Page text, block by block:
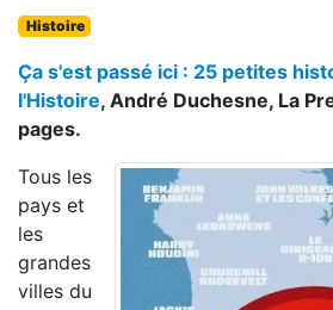
Histoire
Ça s'est passé ici : 25 petites
l'Histoire, André Duchesne, La
pages.
Tous les
pays et
les
grandes
villes du